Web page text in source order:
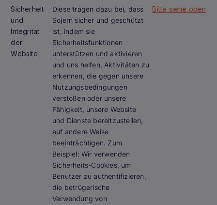
Sicherheit
und
Integrität
der
Website
Diese tragen dazu bei, dass
Sojern sicher und geschützt
ist, indem sie
Sicherheitsfunktionen
unterstützen und aktivieren
und uns helfen, Aktivitäten zu
erkennen, die gegen unsere
Nutzungsbedingungen
verstoßen oder unsere
Fähigkeit, unsere Website
und Dienste bereitzustellen,
auf andere Weise
beeinträchtigen. Zum
Beispiel: Wir verwenden
Sicherheits-Cookies, um
Benutzer zu authentifizieren,
die betrügerische
Verwendung von
Bitte siehe oben